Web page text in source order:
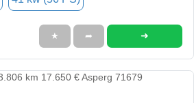
★ ➦ ➜